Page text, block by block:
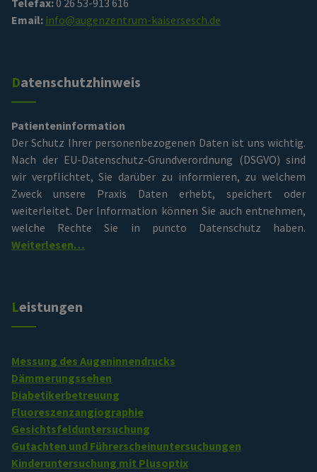
Telefax:0 26 53-913 616
Email: info@augenzentrum-kaisersesch.de
Datenschutzhinweis
Patienteninformation
Der Schutz Ihrer personenbezogenen Daten ist uns wichtig.
Nach der EU-Datenschutz-Grundverordnung (DSGVO) sind
wir verpflichtet, Sie darüber zu informieren, zu welchem
Zweck unsere Praxis Daten erhebt, speichert oder
weiterleitet. Der Information können Sie auch entnehmen,
welche Rechte Sie in puncto Datenschutz haben.
Weiterlesen…
Leistungen
Messung des Augeninnendrucks
Dämmerungssehen
Diabetikerbetreuung
Fluoreszenzangiographie
Gesichtsfelduntersuchung
Gutachten und Führerscheinuntersuchungen
Kinderuntersuchung mit Plusoptix